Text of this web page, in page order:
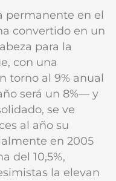
permanente en el
convertido en un
para la
con una
torno al 9% anual
será un 8%— y
se ve
al año su
en 2005
del 10,5%,
la elevan